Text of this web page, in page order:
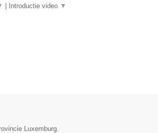
Introductie video ▼
Luxemburg.